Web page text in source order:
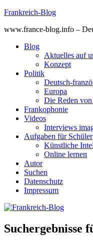
Skip
content
Frankreich-Blog
www.france-blog.info –
Blog
Aktuelles auf
Konzept
Politik
Deutsch-
Europa
Die Reden
Frankophonie
Videos
Interviews
Aufgaben für Schüler
Künstliche
Online lernen
Autor
Suchen
Datenschutz
Impressum
Suchergebnisse